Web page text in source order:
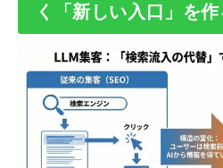
く「新しい入口」を